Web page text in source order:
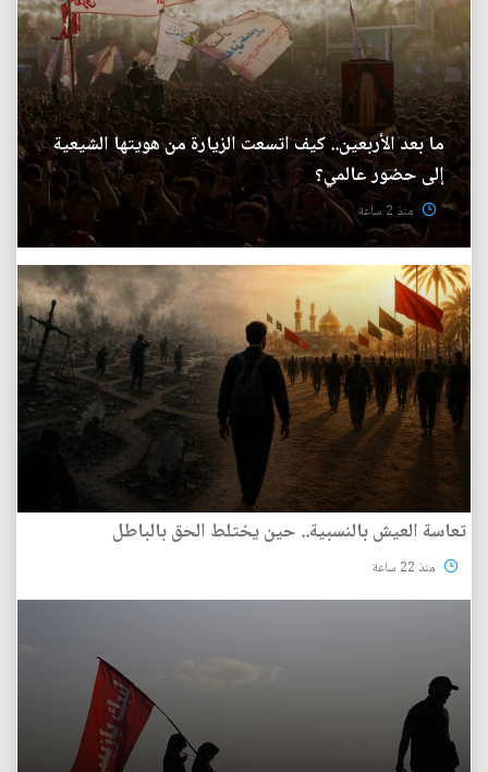
ما بعد الأربعين.. كيف اتسعت الزيارة من هويتها الشيعية
إلى حضور عالمي؟
منذ 2 ساعة
تعاسة العيش بالنسبية.. حين يختلط الحق بالباطل
منذ 22 ساعة